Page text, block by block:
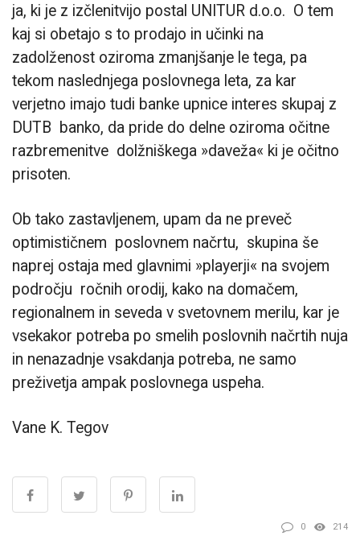
ja, ki je z izčlenitvijo postal UNITUR d.o.o. O tem
kaj si obetajo s to prodajo in učinki na
zadolženost oziroma zmanjšanje le tega, pa
tekom naslednjega poslovnega leta, za kar
verjetno imajo tudi banke upnice interes skupaj z
DUTB banko, da pride do delne oziroma očitne
razbremenitve dolžniškega »daveža« ki je očitno
prisoten.
Ob tako zastavljenem, upam da ne preveč
optimističnem poslovnem načrtu, skupina še
naprej ostaja med glavnimi »playerji« na svojem
področju ročnih orodij, kako na domačem,
regionalnem in seveda v svetovnem merilu, kar je
vsekakor potreba po smelih poslovnih načrtih nuja
in nenazadnje vsakdanja potreba, ne samo
preživetja ampak poslovnega uspeha.
Vane K. Tegov
0 214